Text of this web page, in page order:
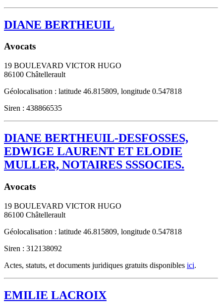
DIANE BERTHEUIL
Avocats
19 BOULEVARD VICTOR HUGO
86100 Châtellerault
Géolocalisation : latitude 46.815809, longitude 0.547818
Siren : 438866535
DIANE BERTHEUIL-DESFOSSES,
EDWIGE LAURENT ET ELODIE
MULLER, NOTAIRES SSSOCIES.
Avocats
19 BOULEVARD VICTOR HUGO
86100 Châtellerault
Géolocalisation : latitude 46.815809, longitude 0.547818
Siren : 312138092
Actes, statuts, et documents juridiques gratuits disponibles ici.
EMILIE LACROIX